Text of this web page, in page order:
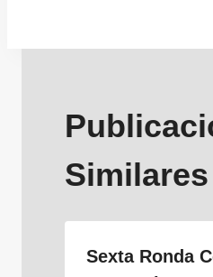
Similares
Sexta Ronda